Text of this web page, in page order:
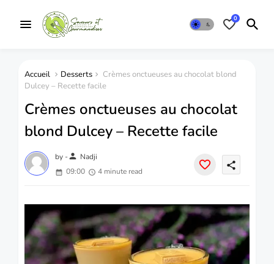
0
Accueil Desserts
Crèmes onctueuses au chocolat blond
Dulcey – Recette facile
Crèmes onctueuses au chocolat
blond Dulcey – Recette facile
by -person Nadji
09:00
4 minute read
share